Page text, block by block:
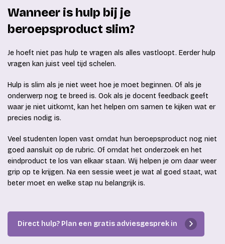
Wanneer is hulp bij je
beroepsproduct slim?
Je hoeft niet pas hulp te vragen als alles vastloopt. Eerder hulp
vragen kan juist veel tijd schelen.
Hulp is slim als je niet weet hoe je moet beginnen. Of als je
onderwerp nog te breed is. Ook als je docent feedback geeft
waar je niet uitkomt, kan het helpen om samen te kijken wat er
precies nodig is.
Veel studenten lopen vast omdat hun beroepsproduct nog niet
goed aansluit op de rubric. Of omdat het onderzoek en het
eindproduct te los van elkaar staan. Wij helpen je om daar weer
grip op te krijgen. Na een sessie weet je wat al goed staat, wat
beter moet en welke stap nu belangrijk is.
Direct hulp? Plan een gratis adviesgesprek in